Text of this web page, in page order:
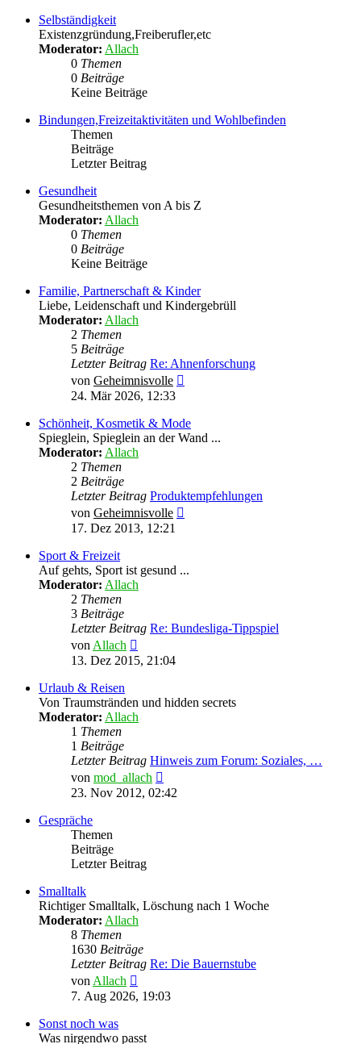
Selbständigkeit
Existenzgründung,Freiberufler,etc
Moderator: Allach
0 Themen
0 Beiträge
Keine Beiträge
Bindungen,Freizeitaktivitäten und Wohlbefinden
Themen
Beiträge
Letzter Beitrag
Gesundheit
Gesundheitsthemen von A bis Z
Moderator: Allach
0 Themen
0 Beiträge
Keine Beiträge
Familie, Partnerschaft & Kinder
Liebe, Leidenschaft und Kindergebrüll
Moderator: Allach
2 Themen
5 Beiträge
Letzter Beitrag Re: Ahnenforschung
von Geheimnisvolle
24. Mär 2026, 12:33
Schönheit, Kosmetik & Mode
Spieglein, Spieglein an der Wand ...
Moderator: Allach
2 Themen
2 Beiträge
Letzter Beitrag Produktempfehlungen
von Geheimnisvolle
17. Dez 2013, 12:21
Sport & Freizeit
Auf gehts, Sport ist gesund ...
Moderator: Allach
2 Themen
3 Beiträge
Letzter Beitrag Re: Bundesliga-Tippspiel
von Allach
Beitrag
13. Dez 2015, 21:04
Urlaub & Reisen
Von Traumstränden und hidden secrets
Moderator: Allach
1 Themen
1 Beiträge
Letzter Beitrag Hinweis zum Forum: Soziales, …
von mod_allach
Beitrag
23. Nov 2012, 02:42
Gespräche
Themen
Beiträge
Letzter Beitrag
Smalltalk
Richtiger Smalltalk, Löschung nach 1 Woche
Moderator: Allach
8 Themen
1630 Beiträge
Letzter Beitrag Re: Die Bauernstube
von Allach
Beitrag
7. Aug 2026, 19:03
Sonst noch was
Was nirgendwo passt